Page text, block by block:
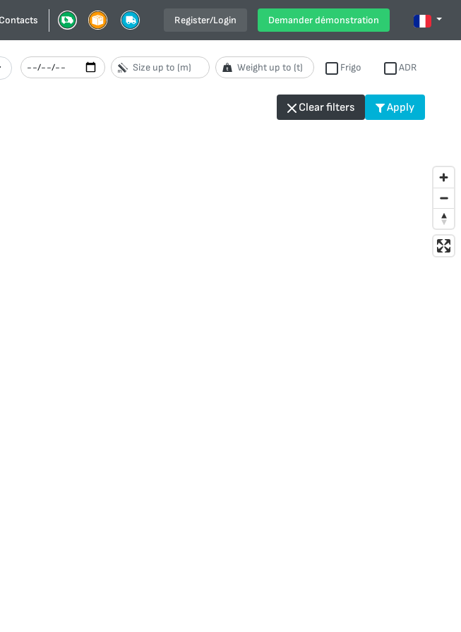
Contacts Register/Login Demander démonstration
Frigo ADR
Clear filters Apply